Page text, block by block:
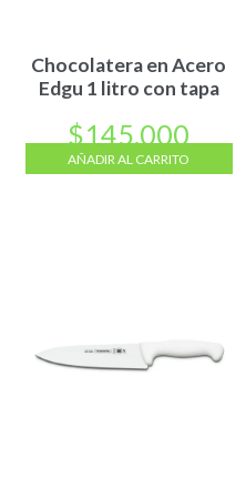
Chocolatera en Acero
Edgu 1 litro con tapa
$145.000
AÑADIR AL CARRITO